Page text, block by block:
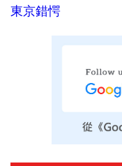
東京錯愕